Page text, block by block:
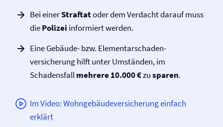
Bei einerStraftatoder dem Verdacht darauf muss
diePolizei informiert werden.
Eine Gebäude- bzw. Elementarschaden­
versicherung hilft unter Umständen, im
Schadensfallmehrere 10.000 €zusparen.
Im Video: Wohngebäude­versicherung einfach
erklärt